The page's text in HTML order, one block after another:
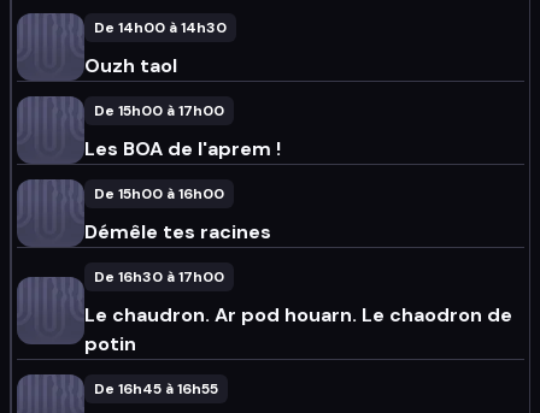
De 14h00 à 14h30
Ouzh taol
De 15h00 à 17h00
Les BOA de l'aprem !
De 15h00 à 16h00
Démêle tes racines
De 16h30 à 17h00
Le chaudron. Ar pod houarn. Le chaodron de
potin
De 16h45 à 16h55